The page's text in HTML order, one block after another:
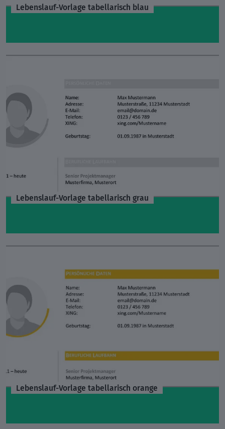
Lebenslauf-Vorlage tabellarisch blau
Lebenslauf-Vorlage tabellarisch grau
Lebenslauf-Vorlage tabellarisch orange